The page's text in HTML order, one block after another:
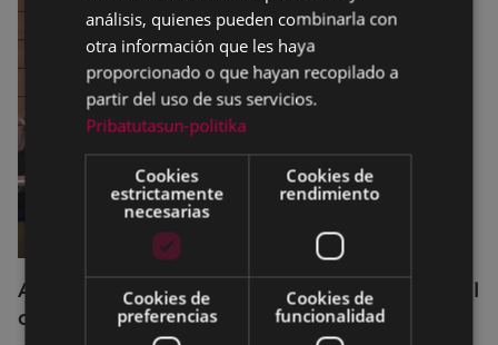
Acuerdos adoptados por el Pleno Municipal
celebrado el 27 de julio de 2026
análisis, quienes pueden combinarla con
otra información que les haya
proporcionado o que hayan recopilado a
partir del uso de sus servicios.
Pribatutasun-politika
Cookies
estrictamente
necesarias
Cookies de
rendimiento
Cookies de
preferencias
Cookies de
funcionalidad